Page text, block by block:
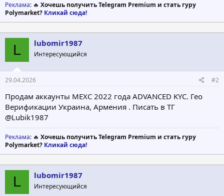
Реклама: 🔥 Хочешь получить Telegram Premium и стать гуру
Polymarket? Кликай сюда!
L lubomir1987
Интересующийся
29.04.2026 #2
Продам аккаунты MEXC 2022 года ADVANCED KYC. Гео
Верификации Украина, Армения . Писать в ТГ
@Lubik1987
Реклама: 🔥 Хочешь получить Telegram Premium и стать гуру
Polymarket? Кликай сюда!
L lubomir1987
Интересующийся